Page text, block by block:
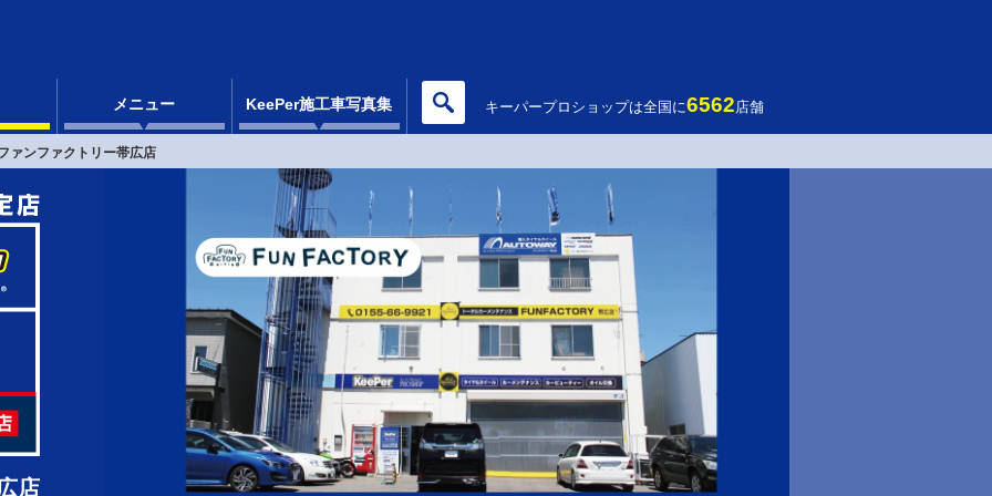
メニュー KeePer施工車写真集 キーパープロショップは全国に6562店舗
ァンファクトリー帯広店
店